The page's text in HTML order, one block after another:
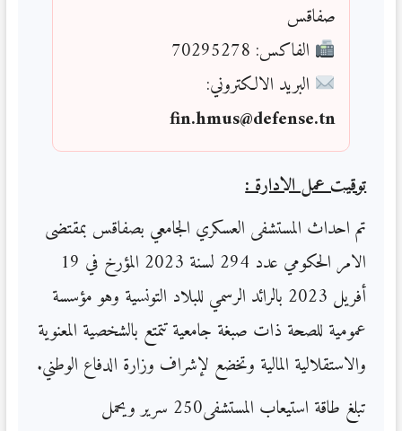
صفاقس
الفاكس: 70295278
البريد الالكتروني:
fin.hmus@defense.tn
توقيت عمل الادارة :
تم احداث المستشفى العسكري الجامعي بصفاقس بمقتضى
الامر الحكومي عدد 294 لسنة 2023 المؤرخ في 19
أفريل 2023 بالرائد الرسمي للبلاد التونسية وهو مؤسسة
عمومية للصحة ذات صبغة جامعية تتمتع بالشخصية المعنوية
والاستقلالية المالية وتخضع لإشراف وزارة الدفاع الوطني.
تبلغ طاقة استيعاب المستشفى250 سرير ويحمل